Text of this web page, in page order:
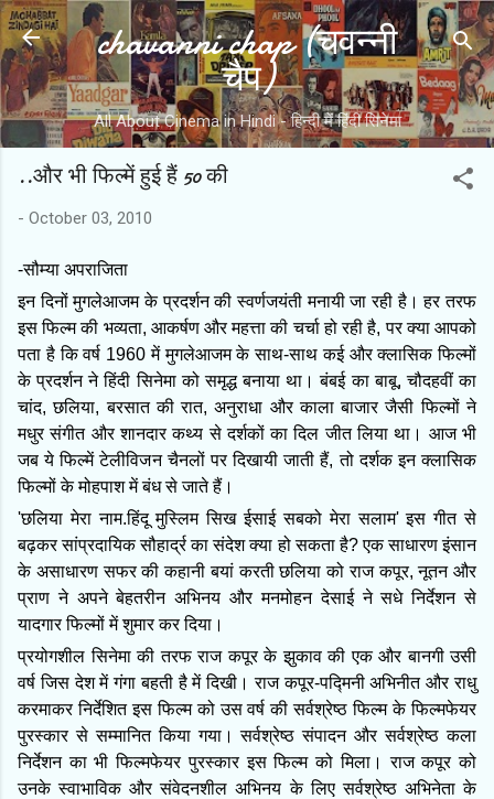
Skip to main content
chavanni chap (चवन्नी
चैप)
All About Cinema in Hindi - हिन्दी में हिंदी सिनेमा
..और भी फिल्में हुई हैं 50 की
- October 03, 2010
-सौम्‍या अपराजिता
इन दिनों मुगलेआजम के प्रदर्शन की स्वर्णजयंती मनायी जा रही है। हर तरफ
इस फिल्म की भव्यता, आकर्षण और महत्ता की चर्चा हो रही है, पर क्या आपको
पता है कि वर्ष 1960 में मुगलेआजम के साथ-साथ कई और क्लासिक फिल्मों
के प्रदर्शन ने हिंदी सिनेमा को समृद्ध बनाया था। बंबई का बाबू, चौदहवीं का
चांद, छलिया, बरसात की रात, अनुराधा और काला बाजार जैसी फिल्मों ने
मधुर संगीत और शानदार कथ्य से दर्शकों का दिल जीत लिया था। आज भी
जब ये फिल्में टेलीविजन चैनलों पर दिखायी जाती हैं, तो दर्शक इन क्लासिक
फिल्मों के मोहपाश में बंध से जाते हैं।
'छलिया मेरा नाम.हिंदू मुस्लिम सिख ईसाई सबको मेरा सलाम' इस गीत से
बढ़कर सांप्रदायिक सौहा‌र्द्र का संदेश क्या हो सकता है? एक साधारण इंसान
के असाधारण सफर की कहानी बयां करती छलिया को राज कपूर, नूतन और
प्राण ने अपने बेहतरीन अभिनय और मनमोहन देसाई ने सधे निर्देशन से
यादगार फिल्मों में शुमार कर दिया।
प्रयोगशील सिनेमा की तरफ राज कपूर के झुकाव की एक और बानगी उसी
वर्ष जिस देश में गंगा बहती है में दिखी। राज कपूर-पद्मिनी अभिनीत और राधु
करमाकर निर्देशित इस फिल्म को उस वर्ष की सर्वश्रेष्ठ फिल्म के फिल्मफेयर
पुरस्कार से सम्मानित किया गया। सर्वश्रेष्ठ संपादन और सर्वश्रेष्ठ कला
निर्देशन का भी फिल्मफेयर पुरस्कार इस फिल्म को मिला। राज कपूर को
उनके स्वाभाविक और संवेदनशील अभिनय के लिए सर्वश्रेष्ठ अभिनेता के